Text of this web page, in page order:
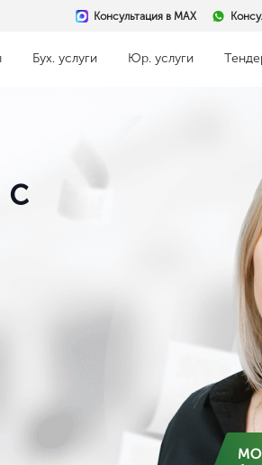
Консультация в MAX
Бух. услуги Юр. услуги